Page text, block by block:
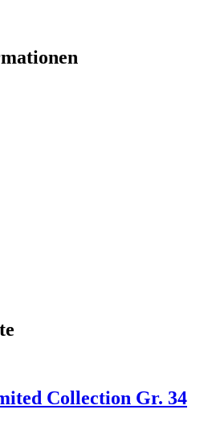
Collection Gr. 34